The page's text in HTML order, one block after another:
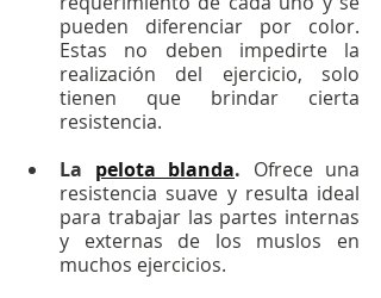
pueden diferenciar por color.
Estas no deben impedirte la
realización del ejercicio, solo
tienen que brindar cierta
resistencia.
La pelota blanda. Ofrece una
resistencia suave y resulta ideal
para trabajar las partes internas
y externas de los muslos en
muchos ejercicios.